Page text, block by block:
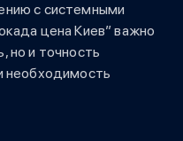
с системными
цена Киев” важно
но и точность
необходимость